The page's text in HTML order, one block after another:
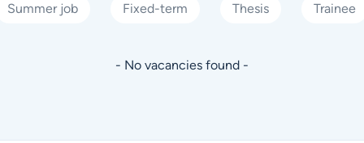
Summer job Fixed-term Thesis Trainee
- No vacancies found -